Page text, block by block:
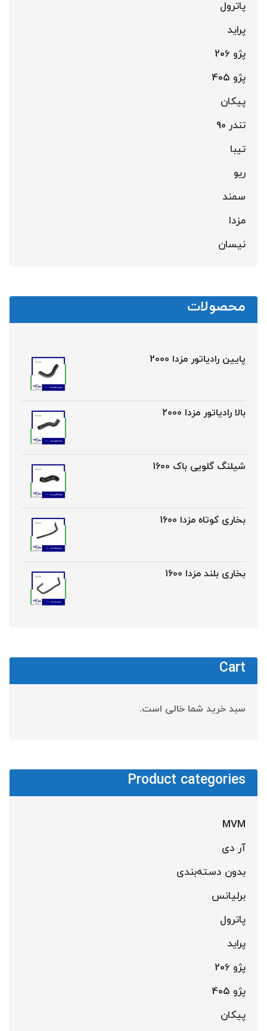
پاترول
پراید
پژو 206
پژو 405
پیکان
تندر 90
تیبا
ریو
سمند
مزدا
نیسان
محصولات
پایین رادیاتور مزدا 2000
بالا رادیاتور مزدا 2000
شیلنگ گلویی باک 1600
بخاری کوتاه مزدا 1600
بخاری بلند مزدا 1600
Cart
سبد خرید شما خالی است.
Product categories
MVM
آر دی
بدون دسته‌بندی
برلیانس
پاترول
پراید
پژو 206
پژو 405
پیکان